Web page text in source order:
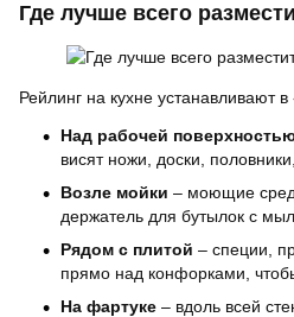
Где лучше всего
Рейлинг на кухне устанавливают в
Над рабочей
висят ножи, доски,
Возле мойки – моющие
держатель для бутылок с
Рядом с плитой – специи,
прямо над конфорками,
На фартуке – вдоль всей